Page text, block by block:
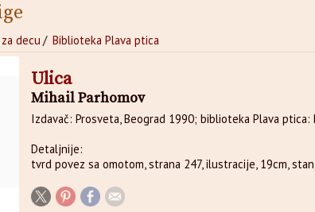
decu / Biblioteka Plava ptica
Ulica
Mihail Parhomov
Izdavač: Prosveta, Beograd 1990; biblioteka Plava ptica:
Detaljnije:
tvrd povez sa omotom, strana 247, ilustracije, 19cm,